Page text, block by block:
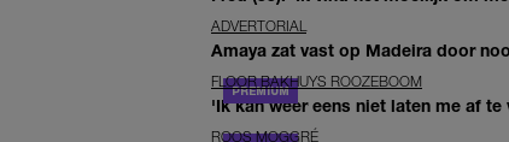
ADVERTORIAL
Amaya zat vast op Madeira door
FLOOR BAKHUYS ROOZEBOOM
'Ik kan weer eens niet laten me af
ROOS MOGGRÉ